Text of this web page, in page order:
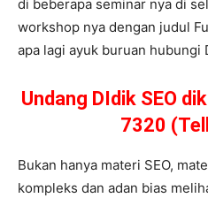
di beberapa seminar nya di
workshop nya dengan judul
apa lagi ayuk buruan hubungi
Undang DIdik SEO
7320
Bukan hanya materi SEO,
kompleks dan adan bias